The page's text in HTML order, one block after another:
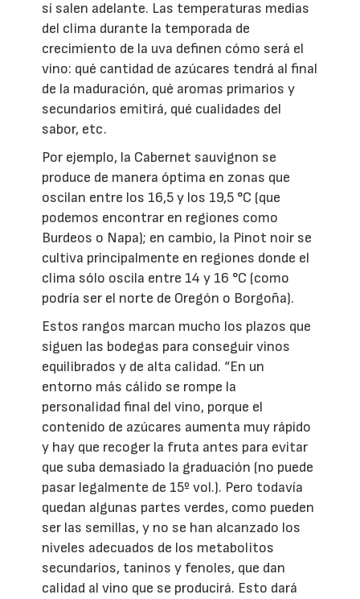
sí salen adelante. Las temperaturas medias
del clima durante la temporada de
crecimiento de la uva definen cómo será el
vino: qué cantidad de azúcares tendrá al final
de la maduración, qué aromas primarios y
secundarios emitirá, qué cualidades del
sabor, etc.
Por ejemplo, la Cabernet sauvignon se
produce de manera óptima en zonas que
oscilan entre los 16,5 y los 19,5 °C (que
podemos encontrar en regiones como
Burdeos o Napa); en cambio, la Pinot noir se
cultiva principalmente en regiones donde el
clima sólo oscila entre 14 y 16 °C (como
podría ser el norte de Oregón o Borgoña).
Estos rangos marcan mucho los plazos que
siguen las bodegas para conseguir vinos
equilibrados y de alta calidad. “En un
entorno más cálido se rompe la
personalidad final del vino, porque el
contenido de azúcares aumenta muy rápido
y hay que recoger la fruta antes para evitar
que suba demasiado la graduación (no puede
pasar legalmente de 15º vol.). Pero todavía
quedan algunas partes verdes, como pueden
ser las semillas, y no se han alcanzado los
niveles adecuados de los metabolitos
secundarios, taninos y fenoles, que dan
calidad al vino que se producirá. Esto dará